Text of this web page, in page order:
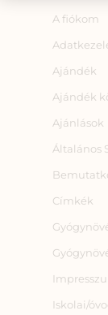
A fiókom
Ajándék
Ajándék
Ajánlások
Általános
Címkék
Iskolai/